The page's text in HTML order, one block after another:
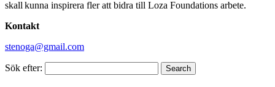
skall kunna inspirera fler att bidra till Loza Foundations arbete.
Kontakt
stenoga@gmail.com
Sök efter: Search